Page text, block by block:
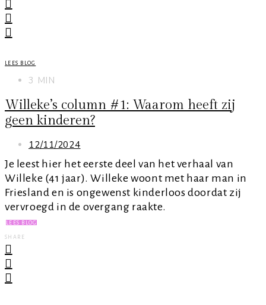
LEES BLOG
3 MIN
Willeke’s column #1: Waarom heeft zij
geen kinderen?
12/11/2024
Je leest hier het eerste deel van het verhaal van
Willeke (41 jaar). Willeke woont met haar man in
Friesland en is ongewenst kinderloos doordat zij
vervroegd in de overgang raakte.
LEES BLOG
SHARE